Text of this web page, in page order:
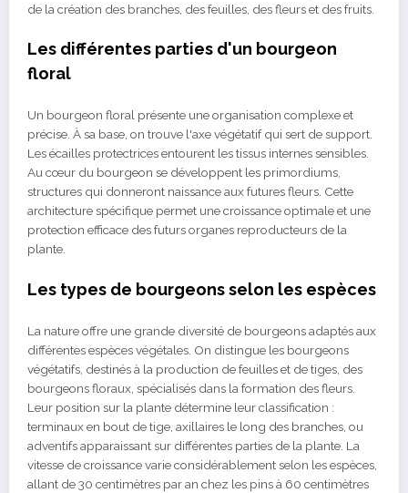
de la création des branches, des feuilles, des fleurs et des fruits.
Les différentes parties d'un bourgeon
floral
Un bourgeon floral présente une organisation complexe et
précise. À sa base, on trouve l'axe végétatif qui sert de support.
Les écailles protectrices entourent les tissus internes sensibles.
Au cœur du bourgeon se développent les primordiums,
structures qui donneront naissance aux futures fleurs. Cette
architecture spécifique permet une croissance optimale et une
protection efficace des futurs organes reproducteurs de la
plante.
Les types de bourgeons selon les espèces
La nature offre une grande diversité de bourgeons adaptés aux
différentes espèces végétales. On distingue les bourgeons
végétatifs, destinés à la production de feuilles et de tiges, des
bourgeons floraux, spécialisés dans la formation des fleurs.
Leur position sur la plante détermine leur classification :
terminaux en bout de tige, axillaires le long des branches, ou
adventifs apparaissant sur différentes parties de la plante. La
vitesse de croissance varie considérablement selon les espèces,
allant de 30 centimètres par an chez les pins à 60 centimètres